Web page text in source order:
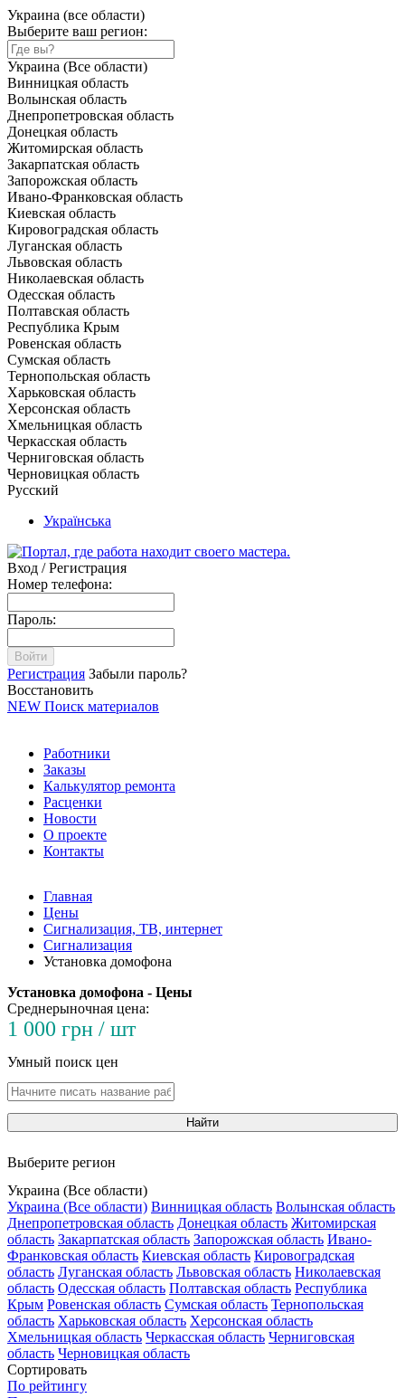
Украина (все области)
Выберите ваш регион:
Украина (Все области)
Винницкая область
Волынская область
Днепропетровская область
Донецкая область
Житомирская область
Закарпатская область
Запорожская область
Ивано-Франковская область
Киевская область
Кировоградская область
Луганская область
Львовская область
Николаевская область
Одесская область
Полтавская область
Республика Крым
Ровенская область
Сумская область
Тернопольская область
Харьковская область
Херсонская область
Хмельницкая область
Черкасская область
Черниговская область
Черновицкая область
Русский
Українська
Вход / Регистрация
Номер телефона:
Пароль:
Войти
Регистрация Забыли пароль?
Восстановить
NEW Поиск материалов
Работники
Заказы
Калькулятор ремонта
Расценки
Новости
О проекте
Контакты
Главная
Цены
Сигнализация, ТВ, интернет
Сигнализация
Установка домофона
Установка домофона - Цены
Среднерыночная цена:
1 000 грн / шт
Умный поиск цен
Найти
Выберите регион
Украина (Все области)
Украина (Все области) Винницкая область Волынская область
Днепропетровская область Донецкая область Житомирская
область Закарпатская область Запорожская область Ивано-
Франковская область Киевская область Кировоградская
область Луганская область Львовская область Николаевская
область Одесская область Полтавская область Республика
Крым Ровенская область Сумская область Тернопольская
область Харьковская область Херсонская область
Хмельницкая область Черкасская область Черниговская
область Черновицкая область
Сортировать
По рейтингу